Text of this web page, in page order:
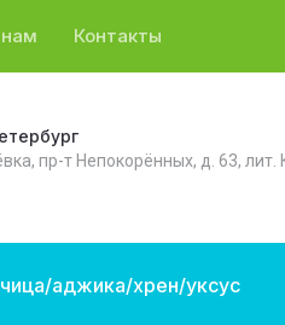
Контакты
пр-т Непокорённых, д. 63, лит.
аджика/хрен/уксус